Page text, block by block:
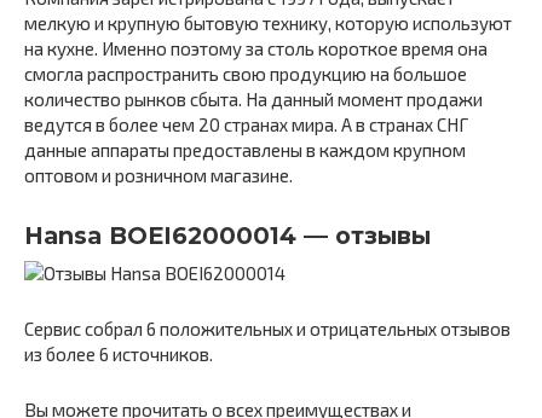
мелкую и крупную бытовую технику, которую используют
на кухне. Именно поэтому за столь короткое время она
смогла распространить свою продукцию на большое
количество рынков сбыта. На данный момент продажи
ведутся в более чем 20 странах мира. А в странах СНГ
данные аппараты предоставлены в каждом крупном
оптовом и розничном магазине.
Hansa BOEI62000014 — отзывы
Сервис собрал 6 положительных и отрицательных отзывов
из более 6 источников.
Вы можете прочитать о всех преимуществах и